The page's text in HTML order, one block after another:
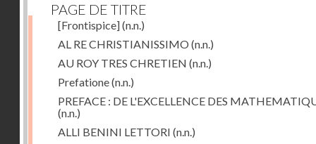
PAGE DE TITRE
[Frontispice](n.n.)
AL RE CHRISTIANISSIMO (n.n.)
AU ROY TRES CHRETIEN (n.n.)
Prefatione(n.n.)
PREFACE : DE L'EXCELLENCE DES
(n.n.)
ALLI BENINI LETTORI (n.n.)